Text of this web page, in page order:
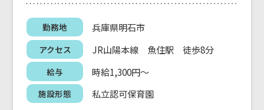
勤務地 兵庫県明石市
アクセス JR山陽本線 魚住駅 徒歩8分
給与 時給1,300円～
施設形態 私立認可保育園